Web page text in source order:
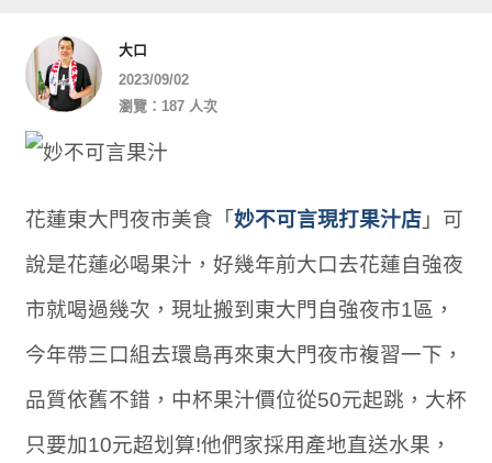
大口
2023/09/02
瀏覽：187 人次
花蓮東大門夜市美食「 妙不可言現打果汁店」可
說是花蓮必喝果汁，好幾年前大口去花蓮自強夜
市就喝過幾次，現址搬到東大門自強夜市1區，
今年帶三口組去環島再來東大門夜市複習一下，
品質依舊不錯，中杯果汁價位從50元起跳，大杯
只要加10元超划算!他們家採用產地直送水果，